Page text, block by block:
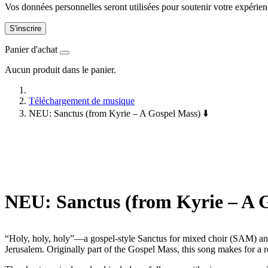
Vos données personnelles seront utilisées pour soutenir votre
S'inscrire
Panier d'achat
Aucun produit dans le panier.
Téléchargement de musique
NEU: Sanctus (from Kyrie – A Gospel Mass) ⬇️
NEU: Sanctus (from Kyrie – A
“Holy, holy, holy”—a gospel-style Sanctus for mixed choir (SAM)
Jerusalem. Originally part of the Gospel Mass, this song makes for a